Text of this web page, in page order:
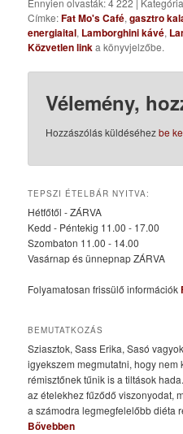
Ennyien olvasták: 4 222
Címke:Fat Mo's Café,gasztro
energiaital, Lamborghini kávé,
Közvetlen linka könyvjelzőbe.
Vélemény,
Hozzászólás küldéséhezbe
TEPSZI ÉTELBÁR NYITVA:
Hétfőtől - ZÁRVA
Kedd - Péntekig 11.00 - 17.00
Szombaton 11.00 - 14.00
Vasárnap és ünnepnap ZÁRVA
Folyamatosan frissülő információk
BEMUTATKOZÁS
Sziasztok, Sass Erika, Sasó
igyekszem megmutatni, hogy
rémisztőnek tűnik is a tiltások
az ételekhez fűződő viszonyodat,
a számodra legmegfelelőbb diéta
Bővebben